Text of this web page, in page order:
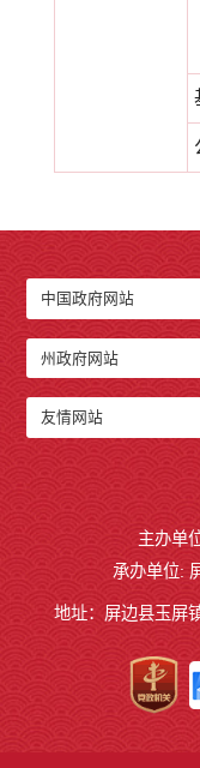
中国政府网站
州政府网站
友情网站
主办单
承办单位:
地址：屏边县玉屏